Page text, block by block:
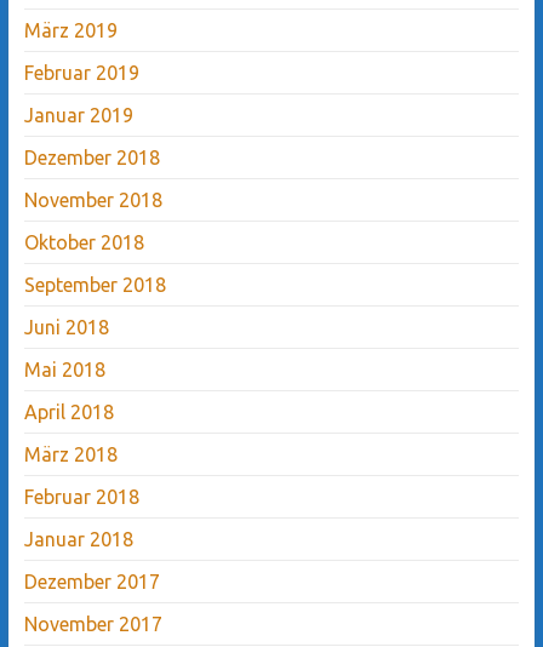
März 2019
Februar 2019
Januar 2019
Dezember 2018
November 2018
Oktober 2018
September 2018
Juni 2018
Mai 2018
April 2018
März 2018
Februar 2018
Januar 2018
Dezember 2017
November 2017